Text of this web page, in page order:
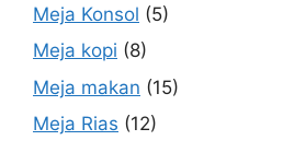
Meja Konsol (5)
Meja kopi (8)
Meja makan (15)
Meja Rias (12)